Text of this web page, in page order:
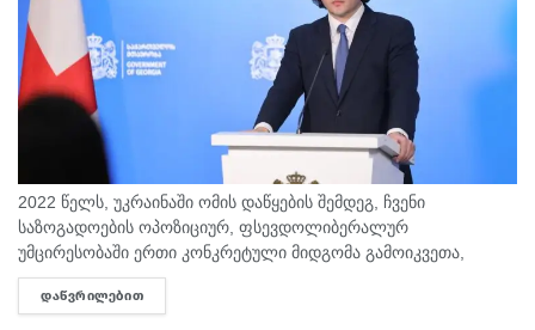
2022 წელს, უკრაინაში ომის დაწყების შემდეგ, ჩვენი
საზოგადოების ოპოზიციურ, ფსევდოლიბერალურ
უმცირესობაში ერთი კონკრეტული მიდგომა გამოიკვეთა,
რომელიც განცალკევებულ განხილვას საჭიროებს, – ამის
შესახებ საქართველოს პრემიერ-მინისტრი ირაკლი კობახიძე
ᲓᲐᲬᲕᲠᲘᲚᲔᲑᲘᲗ